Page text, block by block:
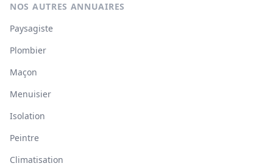
NOS AUTRES ANNUAIRES
Paysagiste
Plombier
Maçon
Menuisier
Isolation
Peintre
Climatisation